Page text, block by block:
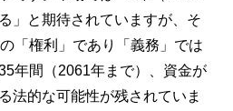
」と期待されていますが、そ
「権利」であり「義務」では
年間（2061年まで）、資金が
法的な可能性が残されていま